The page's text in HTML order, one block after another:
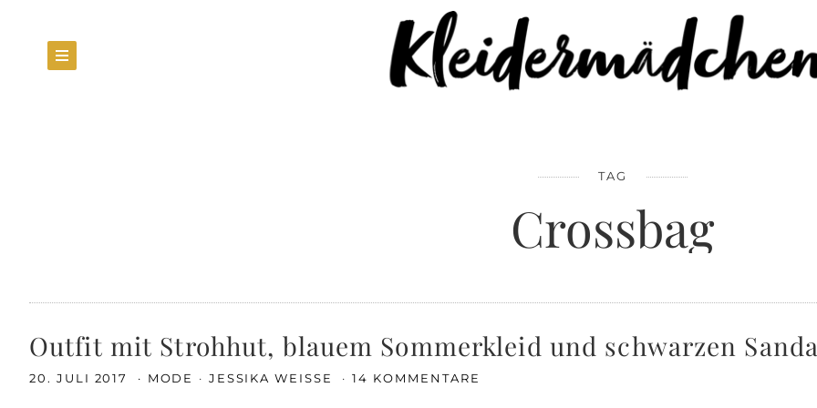
TAG
Crossbag
Outfit mit Strohhut, blauem Sommerkleid und schwarzen
20. JULI 2017 MODE JESSIKA WEISSE 14 KOMMENTARE